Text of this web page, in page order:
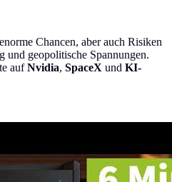
Chancen, aber auch Risiken
und geopolitische Spannungen.
aufNvidia, SpaceX und KI-